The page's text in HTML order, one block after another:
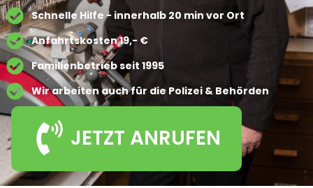
Schnelle Hilfe - innerhalb 20 min vor Ort
Anfahrtskosten 19,- €
Familienbetrieb seit 1995
Wir arbeiten auch für die Polizei & Behörden
JETZT ANRUFEN